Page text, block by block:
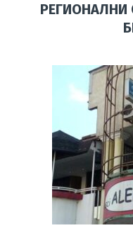
РЕГИОНАЛНИ